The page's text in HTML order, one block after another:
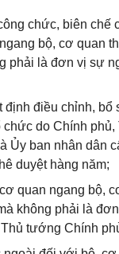
chức, biên chế
bộ, cơ quan
phải là đơn vị sự
điều chỉnh,
do Chính
ban nhân dân
duyệt hàng năm;
quan ngang bộ,
không phải là
tướng Chính